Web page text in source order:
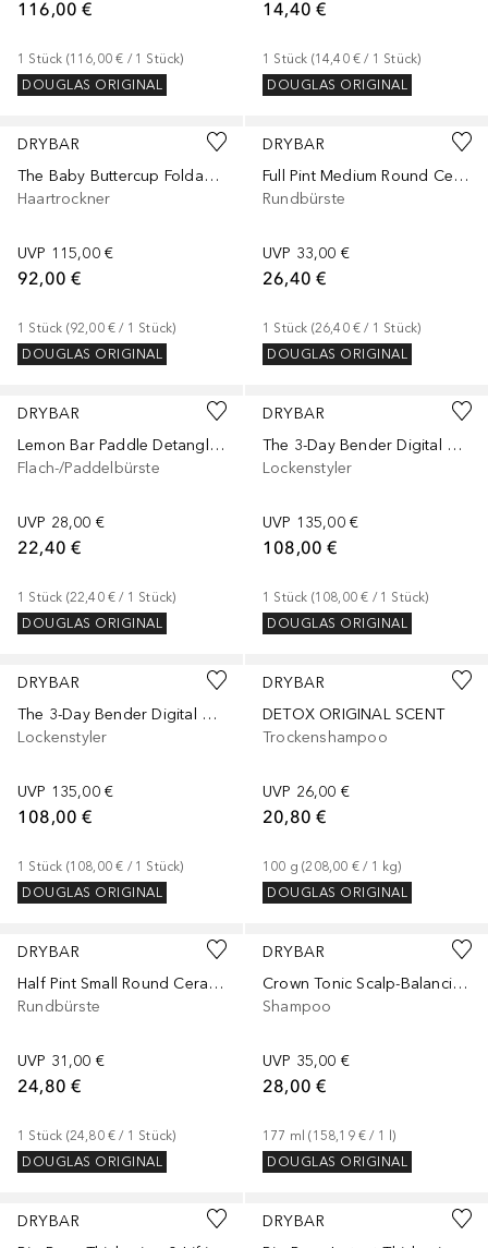
116,00 €
1 Stück (116,00 € / 1 Stück)
DOUGLAS ORIGINAL
14,40 €
1 Stück (14,40 € / 1 Stück)
DOUGLAS ORIGINAL
DRYBAR
The Baby Buttercup Foldable Hair-Dryer
Haartrockner
UVP 115,00 €
92,00 €
1 Stück (92,00 € / 1 Stück)
DOUGLAS ORIGINAL
DRYBAR
Full Pint Medium Round Ceramic Brush
Rundbürste
UVP 33,00 €
26,40 €
1 Stück (26,40 € / 1 Stück)
DOUGLAS ORIGINAL
DRYBAR
Lemon Bar Paddle Detangling and Smoothing Hair Brush
Flach-/Paddelbürste
UVP 28,00 €
22,40 €
1 Stück (22,40 € / 1 Stück)
DOUGLAS ORIGINAL
DRYBAR
The 3-Day Bender Digital Curling Iron 2.54 cm
Lockenstyler
UVP 135,00 €
108,00 €
1 Stück (108,00 € / 1 Stück)
DOUGLAS ORIGINAL
DRYBAR
The 3-Day Bender Digital Curling Iron 3.17 cm
Lockenstyler
UVP 135,00 €
108,00 €
1 Stück (108,00 € / 1 Stück)
DOUGLAS ORIGINAL
DRYBAR
DETOX ORIGINAL SCENT
Trockenshampoo
UVP 26,00 €
20,80 €
100 g (208,00 € / 1 kg)
DOUGLAS ORIGINAL
DRYBAR
Half Pint Small Round Ceramic Brush
Rundbürste
UVP 31,00 €
24,80 €
1 Stück (24,80 € / 1 Stück)
DOUGLAS ORIGINAL
DRYBAR
Crown Tonic Scalp-Balancing Cleanser
Shampoo
UVP 35,00 €
28,00 €
177 ml (158,19 € / 1 l)
DOUGLAS ORIGINAL
DRYBAR
DRYBAR